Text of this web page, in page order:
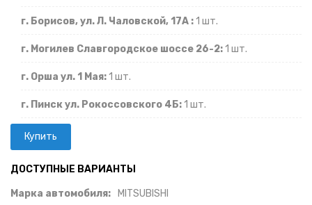
г. Борисов, ул. Л. Чаловской, 17А :1 шт.
г. Могилев Славгородское шоссе 26-2:1 шт.
г. Орша ул. 1 Мая:1 шт.
г. Пинск ул. Рокоссовского 4Б:1 шт.
ДОСТУПНЫЕ ВАРИАНТЫ
Марка автомобиля: MITSUBISHI